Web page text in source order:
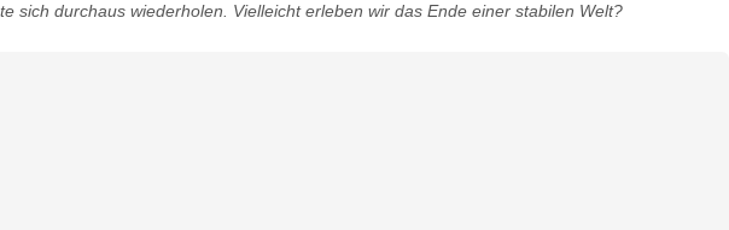
durchaus wiederholen. Vielleicht erleben wir das Ende einer stabilen Welt?